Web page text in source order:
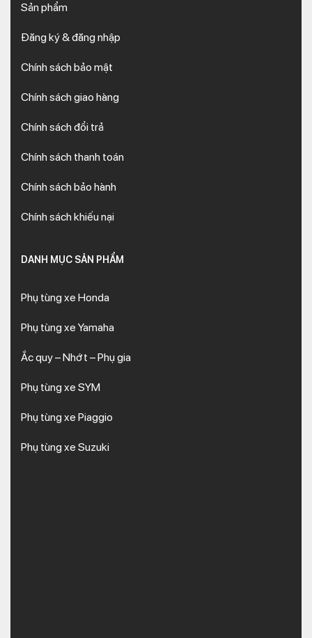
Sản phẩm
Đăng ký & đăng nhập
Chính sách bảo mật
Chính sách giao hàng
Chính sách đổi trả
Chính sách thanh toán
Chính sách bảo hành
Chính sách khiếu nại
DANH MỤC SẢN PHẨM
Phụ tùng xe Honda
Phụ tùng xe Yamaha
Ắc quy – Nhớt – Phụ gia
Phụ tùng xe SYM
Phụ tùng xe Piaggio
Phụ tùng xe Suzuki